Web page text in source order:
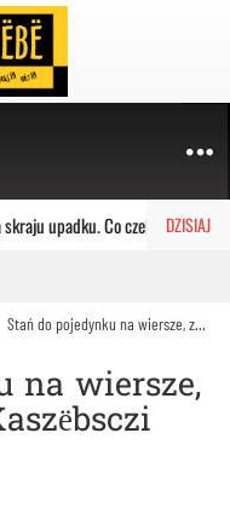
DZISIAJ
upadku. Co czeka placówkę?
Stań do pojedynku na wiersze, zbliża się drugi „Kaszëbsczi Slam"
na wiersze,